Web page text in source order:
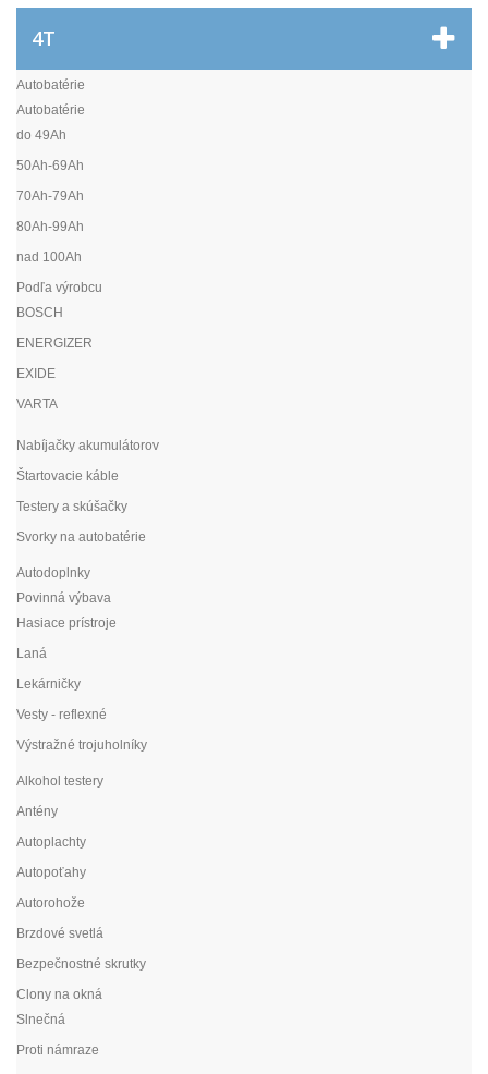
4T
Autobatérie
Autobatérie
do 49Ah
50Ah-69Ah
70Ah-79Ah
80Ah-99Ah
nad 100Ah
Podľa výrobcu
BOSCH
ENERGIZER
EXIDE
VARTA
Nabíjačky akumulátorov
Štartovacie káble
Testery a skúšačky
Svorky na autobatérie
Autodoplnky
Povinná výbava
Hasiace prístroje
Laná
Lekárničky
Vesty - reflexné
Výstražné trojuholníky
Alkohol testery
Antény
Autoplachty
Autopoťahy
Autorohože
Brzdové svetlá
Bezpečnostné skrutky
Clony na okná
Slnečná
Proti námraze